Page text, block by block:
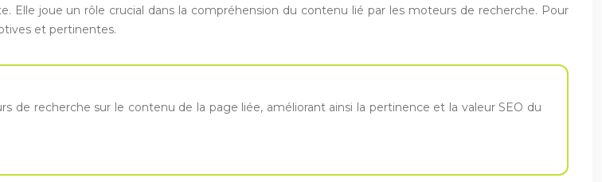
Elle joue un rôle crucial dans la compréhension du contenu lié par les moteurs de recherche. Pour
et pertinentes.
de recherche sur le contenu de la page liée, améliorant ainsi la pertinence et la valeur SEO du